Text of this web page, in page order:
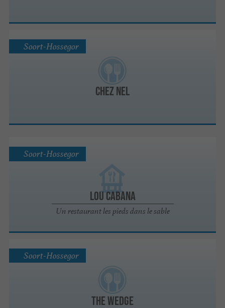
Chez Nel
Soort-Hossegor
Lou Cabana
Un restaurant les pieds dans le sable
Soort-Hossegor
The Wedge
Soort-Hossegor